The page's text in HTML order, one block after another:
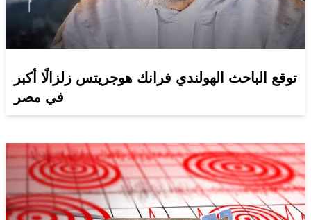
توقع الباحث الهولندي فرانك هوجريتس زلزالًا أكبر
في مصر